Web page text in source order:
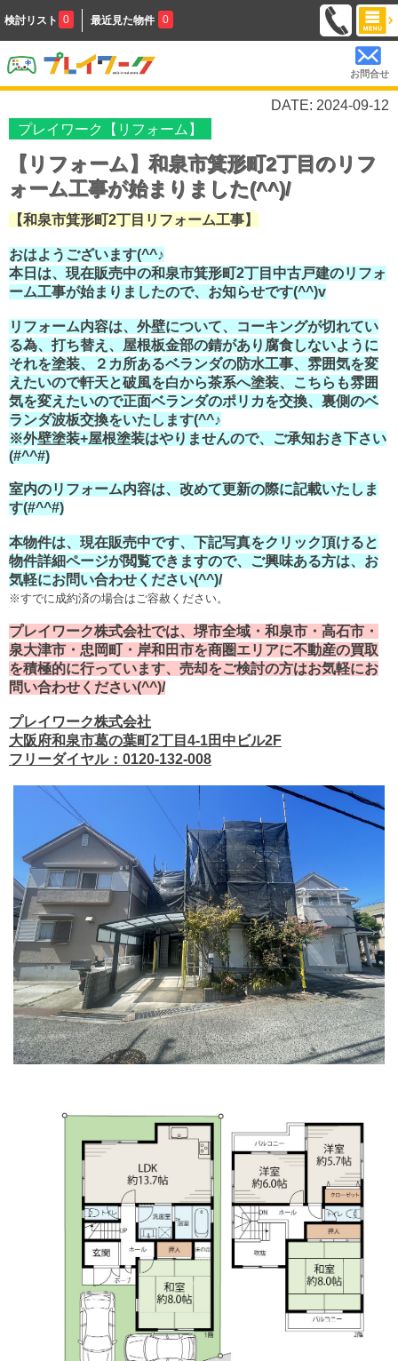
検討リスト 0 最近見た物件 0
お問合せ
DATE: 2024-09-12
プレイワーク【リフォーム】
【リフォーム】和泉市箕形町2丁目のリフ
ォーム工事が始まりました(^^)/
【和泉市箕形町2丁目リフォーム工事】
おはようございます(^^♪
本日は、現在販売中の和泉市箕形町2丁目中古戸建のリフォ
ーム工事が始まりましたので、お知らせです(^^)v
リフォーム内容は、外壁について、コーキングが切れてい
る為、打ち替え、屋根板金部の錆があり腐食しないように
それを塗装、２カ所あるベランダの防水工事、雰囲気を変
えたいので軒天と破風を白から茶系へ塗装、こちらも雰囲
気を変えたいので正面ベランダのポリカを交換、裏側のベ
ランダ波板交換をいたします(^^♪
※外壁塗装+屋根塗装はやりませんので、ご承知おき下さい
(#^^#)
室内のリフォーム内容は、改めて更新の際に記載いたしま
す(#^^#)
本物件は、現在販売中です、下記写真をクリック頂けると
物件詳細ページが閲覧できますので、ご興味ある方は、お
気軽にお問い合わせください(^^)/
※すでに成約済の場合はご容赦ください。
プレイワーク株式会社では、堺市全域・和泉市・高石市・
泉大津市・忠岡町・岸和田市を商圏エリアに不動産の買取
を積極的に行っています、売却をご検討の方はお気軽にお
問い合わせください(^^)/
プレイワーク株式会社
大阪府和泉市葛の葉町2丁目4-1田中ビル2F
フリーダイヤル：0120-132-008